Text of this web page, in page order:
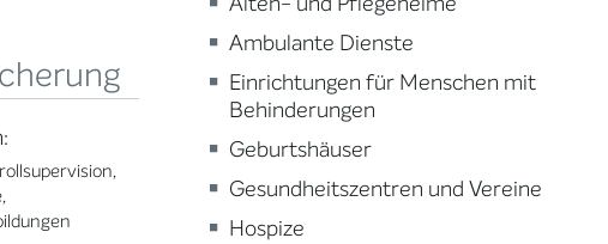
Ambulante Dienste
Einrichtungen für Menschen mit
Behinderungen
Geburtshäuser
Gesundheitszentren und Vereine
Hospize